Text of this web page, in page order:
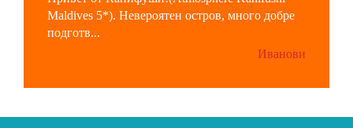
Maldives 5*). Невероятен остров, много добре
подготв...
Иванови